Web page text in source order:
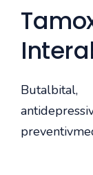
Butalbital,